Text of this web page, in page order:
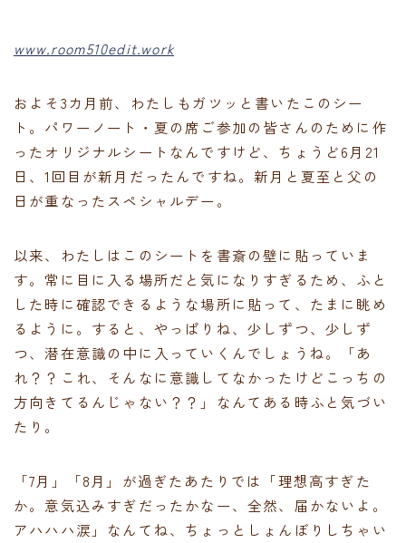
www.room510edit.work
およそ3カ月前、わたしもガツッと書いたこのシー
ト。パワーノート・夏の席ご参加の皆さんのために作
ったオリジナルシートなんですけど、ちょうど6月21
日、1回目が新月だったんですね。新月と夏至と父の
日が重なったスペシャルデー。
以来、わたしはこのシートを書斎の壁に貼っていま
す。常に目に入る場所だと気になりすぎるため、ふと
した時に確認できるような場所に貼って、たまに眺め
るように。すると、やっぱりね、少しずつ、少しず
つ、潜在意識の中に入っていくんでしょうね。「あ
れ？？これ、そんなに意識してなかったけどこっちの
方向きてるんじゃない？？」なんてある時ふと気づい
たり。
「7月」「8月」が過ぎたあたりでは「理想高すぎた
か。意気込みすぎだったかなー、全然、届かないよ。
アハハハ涙」なんてね、ちょっとしょんぼりしちゃい